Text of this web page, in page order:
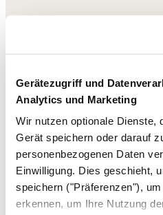
Gerätezugriff und
Analytics und Marketing
Wir nutzen optionale Dienste,
Gerät speichern oder darauf
personenbezogenen Daten
Einwilligung. Dies geschieht,
speichern ("Präferenzen"),
erkennen, um Ihre Nutzung